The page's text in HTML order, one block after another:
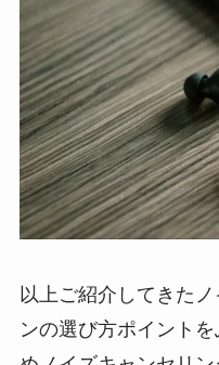
以上ご紹介してきた
ンの選び方ポイント